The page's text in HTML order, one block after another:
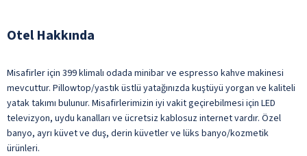
Otel Hakkında
Misafirler için 399 klimalı odada minibar ve espresso kahve makinesi
mevcuttur. Pillowtop/yastık üstlü yatağınızda kuştüyü yorgan ve kaliteli
yatak takımı bulunur. Misafirlerimizin iyi vakit geçirebilmesi için LED
televizyon, uydu kanalları ve ücretsiz kablosuz internet vardır. Özel
banyo, ayrı küvet ve duş, derin küvetler ve lüks banyo/kozmetik
ürünleri.